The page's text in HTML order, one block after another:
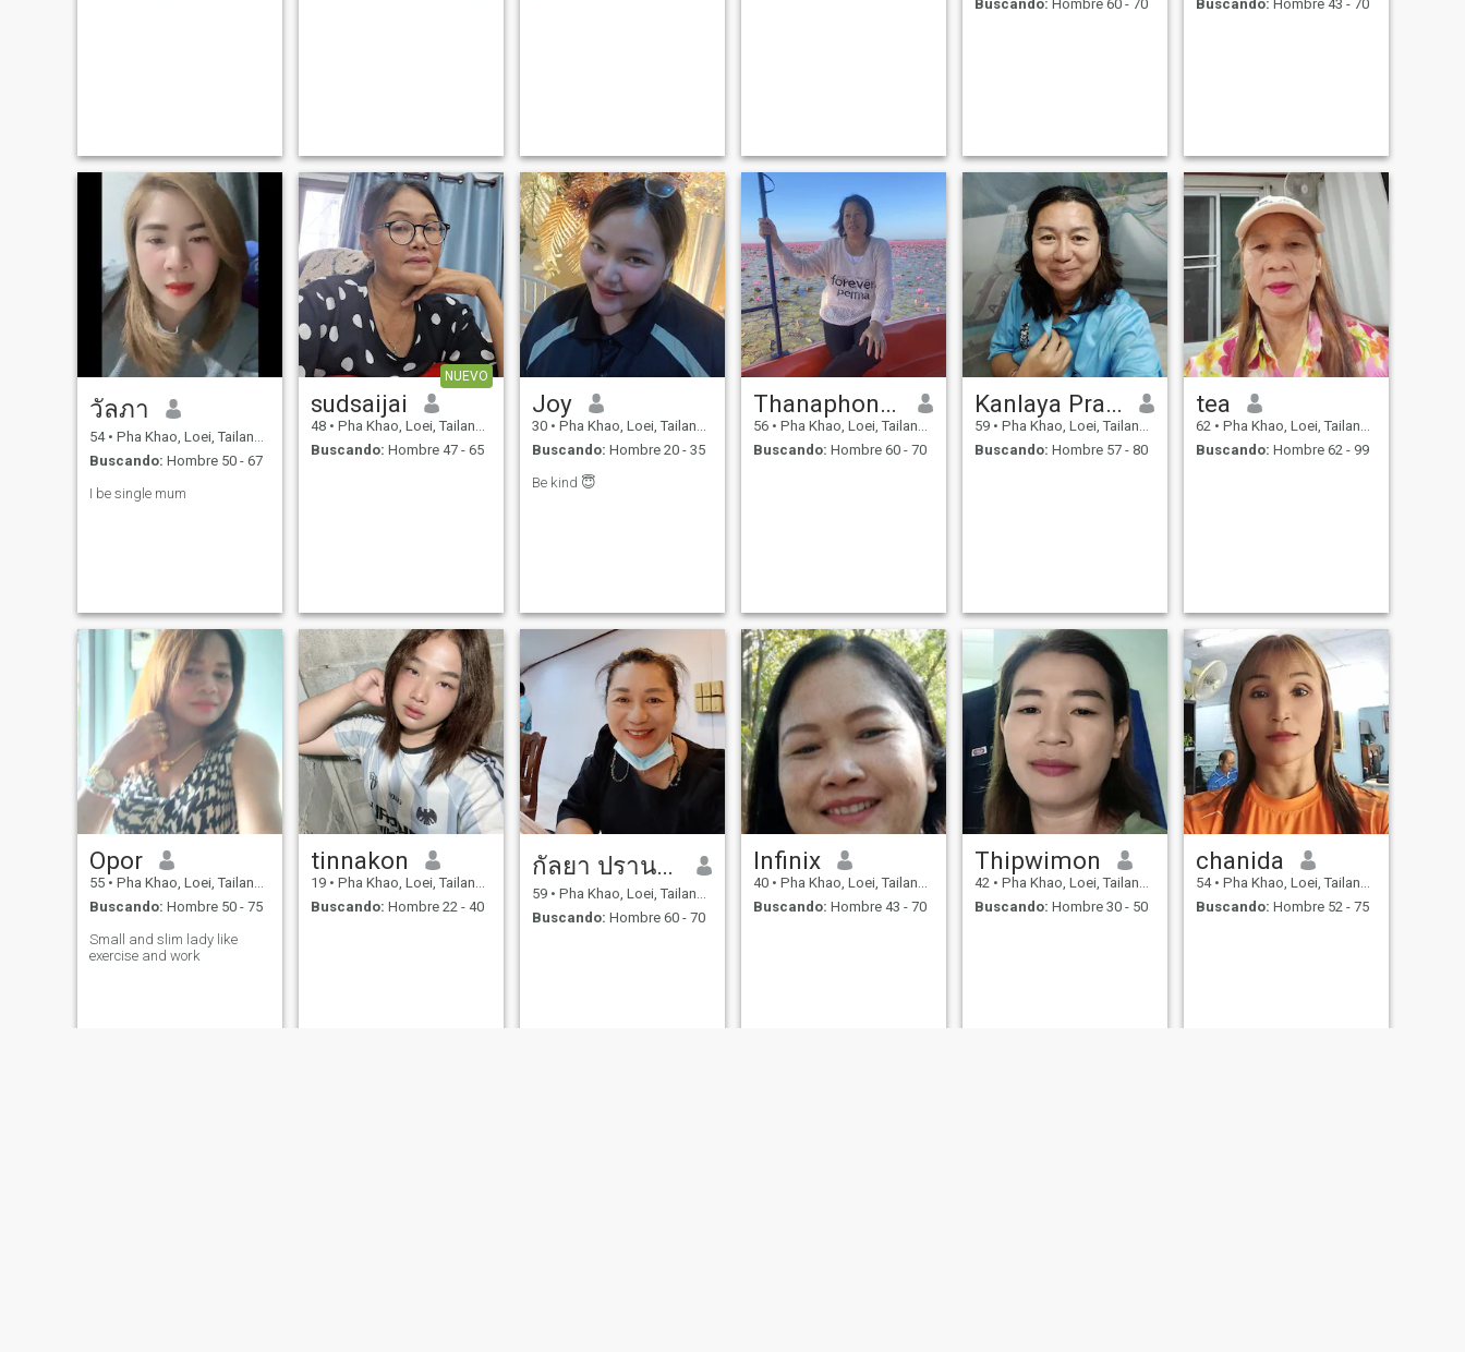
Buscando: Hombre 60 - 70
Buscando: Hombre 43 - 70
วัลภา
54 • Pha Khao, Loei, Tailandia
Buscando: Hombre 50 - 67
I be single mum
NUEVO
sudsaijai
48 • Pha Khao, Loei, Tailandia
Buscando: Hombre 47 - 65
Joy
30 • Pha Khao, Loei, Tailandia
Buscando: Hombre 20 - 35
Be kind 😇
Thanaphon. Auttarapon
56 • Pha Khao, Loei, Tailandia
Buscando: Hombre 60 - 70
Kanlaya Pranaprom
59 • Pha Khao, Loei, Tailandia
Buscando: Hombre 57 - 80
tea
62 • Pha Khao, Loei, Tailandia
Buscando: Hombre 62 - 99
Opor
55 • Pha Khao, Loei, Tailandia
Buscando: Hombre 50 - 75
Small and slim lady like
exercise and work
tinnakon
19 • Pha Khao, Loei, Tailandia
Buscando: Hombre 22 - 40
กัลยา ปรานะพรม
59 • Pha Khao, Loei, Tailandia
Buscando: Hombre 60 - 70
Infinix
40 • Pha Khao, Loei, Tailandia
Buscando: Hombre 43 - 70
Thipwimon
42 • Pha Khao, Loei, Tailandia
Buscando: Hombre 30 - 50
chanida
54 • Pha Khao, Loei, Tailandia
Buscando: Hombre 52 - 75